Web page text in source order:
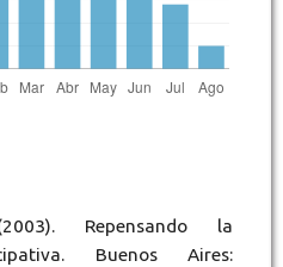
Repensando la
Buenos Aires: